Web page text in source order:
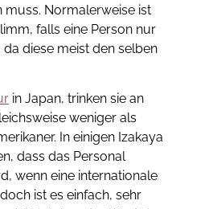
muss. Normalerweise ist
falls eine Person nur
diese meist den selben
in Japan, trinken sie an
weniger als
In einigen Izakaya
dass das Personal
wenn eine internationale
ist es einfach, sehr